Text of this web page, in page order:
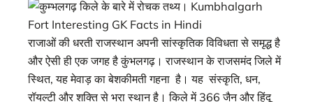
राजाओं की धरती राजस्थान अपनी सांस्कृतिक विविधता से समृद्ध है
और ऐसी ही एक जगह है कुंभलगढ़। राजस्थान के राजसमंद जिले में
स्थित, यह मेवाड़ का बेशकीमती गहना है। यह संस्कृति, धन,
रॉयल्टी और शक्ति से भरा स्थान है। किले में 366 जैन और हिंदू